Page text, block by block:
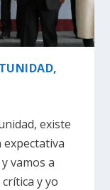
existe
vamos a
y yo